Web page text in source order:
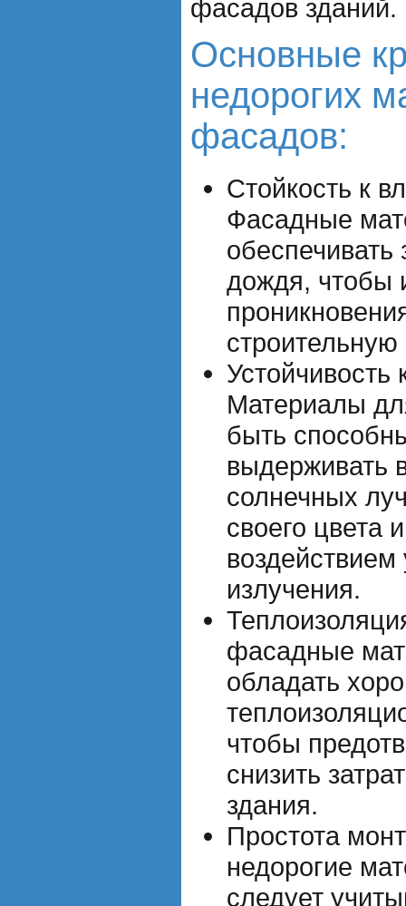
фасадов зданий.
Основные
недорогих
фасадов:
Стойкость к
Фасадные
дождя, чтобы
Материалы
быть
выдерживать
солнечных
своего цвета
воздействием
излучения.
фасадные
обладать
чтобы
снизить
здания.
Простота
недорогие
следует